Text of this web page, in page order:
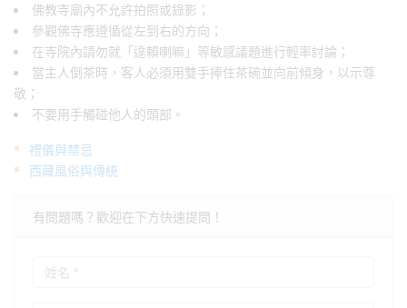
佛教寺廟內不允許拍照或錄影；
參觀佛寺應遵循從左到右的方向；
在寺院內請勿就「達賴喇嘛」等敏感議題進行輕率討論；
當主人倒茶時，客人必須用雙手捧住茶碗並向前傾身，以示尊
敬；
不要用手觸碰他人的頭部。
禮儀與禁忌
西藏風俗與傳統
有問題嗎？歡迎在下方快速提問！